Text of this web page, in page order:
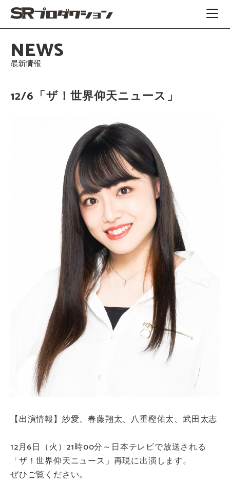
NEWS
最新情報
12/6「ザ！世界仰天ニュース」
【出演情報】紗愛、春藤翔太、八重樫佑太、武田太志
12月6日（火）21時00分～日本テレビで放送される
「ザ！世界仰天ニュース」再現に出演します。
ぜひご覧ください。